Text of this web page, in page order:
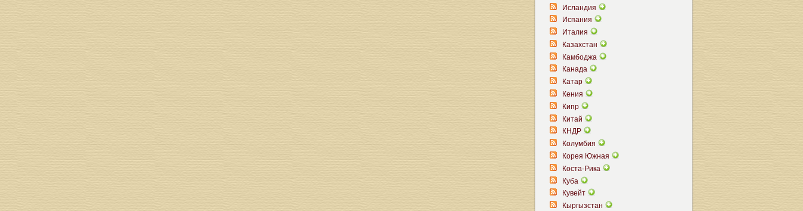
Исландия
Испания
Италия
Казахстан
Камбоджа
Канада
Катар
Кения
Кипр
Китай
КНДР
Колумбия
Корея Южная
Коста-Рика
Куба
Кувейт
Кыргызстан